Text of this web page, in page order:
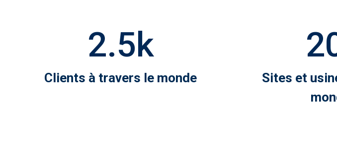
2.5k
Clients à travers le monde
Sites et